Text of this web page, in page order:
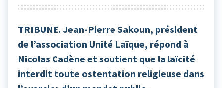
TRIBUNE. Jean-Pierre Sakoun, président
de l’association Unité Laïque, répond à
Nicolas Cadène et soutient que la laïcité
interdit toute ostentation religieuse dans